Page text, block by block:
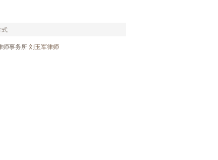
式
师事务所 刘玉军律师